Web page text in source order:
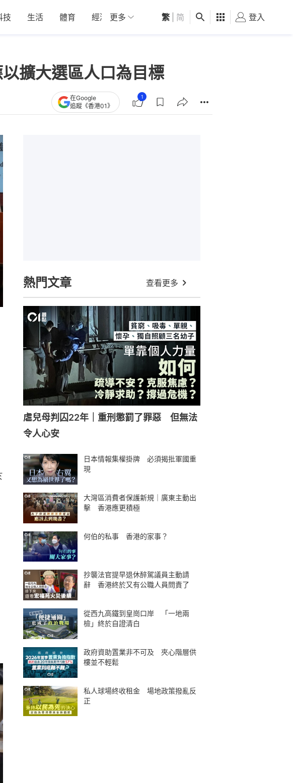
技 生活 體育 經濟 01深圳 觀點 健康 好食玩飛
更多 繁 简 登入
擴大選區人口為目標
在Google
追蹤《香港01》
1
熱門文章 查看更多
虐兒母判囚22年｜重刑懲罰了罪惡 但無法
令人心安
日本情報集權掛牌 必須揭批軍國重
現
大灣區消費者保護新規｜廣東主動出
擊 香港應更積極
何伯的私事 香港的家事？
抄襲法官提早退休醉駕議員主動請
辭 香港終於又有公職人員問責了
從西九高鐵到皇崗口岸 「一地兩
檢」終於自證清白
政府資助置業非不可及 夾心階層供
樓並不輕鬆
私人球場終收租金 場地政策撥亂反
正